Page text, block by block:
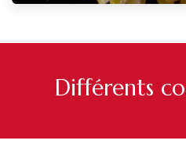
Différents